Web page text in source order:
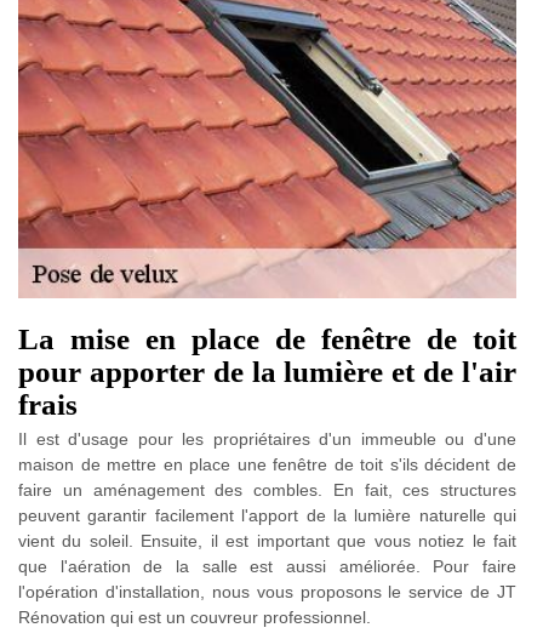
La mise en place de fenêtre de toit
pour apporter de la lumière et de l'air
frais
Il est d'usage pour les propriétaires d'un immeuble ou d'une
maison de mettre en place une fenêtre de toit s'ils décident de
faire un aménagement des combles. En fait, ces structures
peuvent garantir facilement l'apport de la lumière naturelle qui
vient du soleil. Ensuite, il est important que vous notiez le fait
que l'aération de la salle est aussi améliorée. Pour faire
l'opération d'installation, nous vous proposons le service de JT
Rénovation qui est un couvreur professionnel.